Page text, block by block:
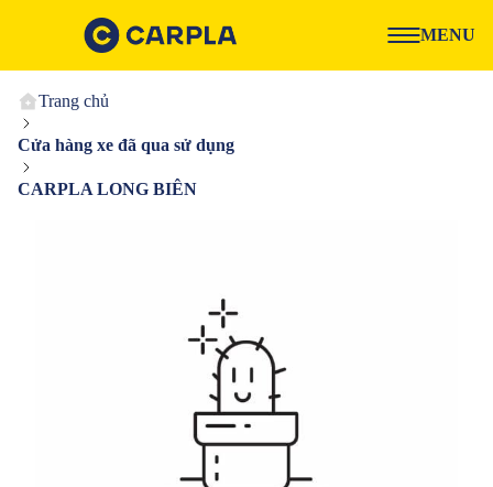
MENU
Trang chủ
Cửa hàng xe đã qua sử dụng
CARPLA LONG BIÊN